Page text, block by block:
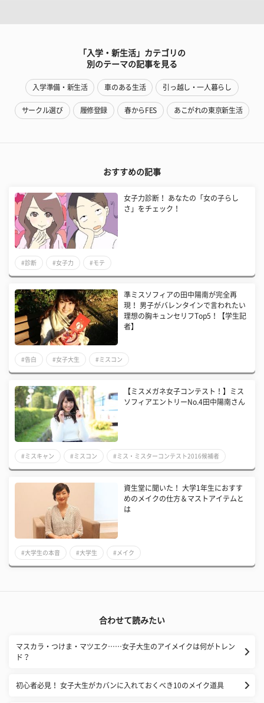
「入学・新生活」カテゴリの
別のテーマの記事を見る
入学準備・新生活 車のある生活 引っ越し・一人暮らし
サークル選び 履修登録 春からFES あこがれの東京新生活
おすすめの記事
女子力診断！ あなたの「女の子らし
さ」をチェック！
#診断 #女子力 #モテ
準ミスソフィアの田中陽南が完全再
現！ 男子がバレンタインで言われたい
理想の胸キュンセリフTop5！【学生記
者】
#告白 #女子大生 #ミスコン
【ミスメガネ女子コンテスト！】ミス
ソフィアエントリーNo.4田中陽南さん
#ミスキャン #ミスコン #ミス・ミスターコンテスト2016候補者
資生堂に聞いた！ 大学1年生におすす
めのメイクの仕方＆マストアイテムと
は
#大学生の本音 #大学生 #メイク
合わせて読みたい
マスカラ・つけま・マツエク……女子大生のアイメイクは何がトレン
ド？
初心者必見！ 女子大生がカバンに入れておくべき10のメイク道具